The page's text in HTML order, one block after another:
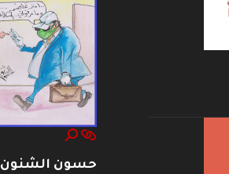
حسون الشنون